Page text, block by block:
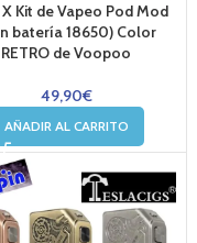
Kit de Vapeo Pod Mod
batería 18650) Color
RETRO de Voopoo
49,90€
AÑADIR AL CARRITO